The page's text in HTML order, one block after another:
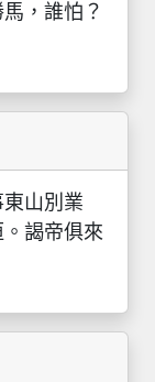
，誰怕？
東山別業
謁帝俱來